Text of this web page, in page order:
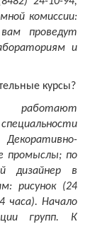
комиссии:
проведут
и
курсы?
промыслы; по
дизайнер в
рисунок (24
часа). Начало
групп. К